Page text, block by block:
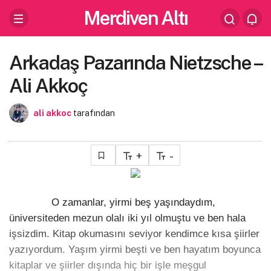
Merdiven Altı
Arkadaş Pazarında Nietzsche –
Ali Akkoç
ali akkoc tarafından
+ -
O zamanlar, yirmi beş yaşındaydım,
üniversiteden mezun olalı iki yıl olmuştu ve ben hala
işsizdim. Kitap okumasını seviyor kendimce kısa şiirler
yazıyordum. Yaşım yirmi beşti ve ben hayatım boyunca
kitaplar ve şiirler dışında hiç bir işle meşgul